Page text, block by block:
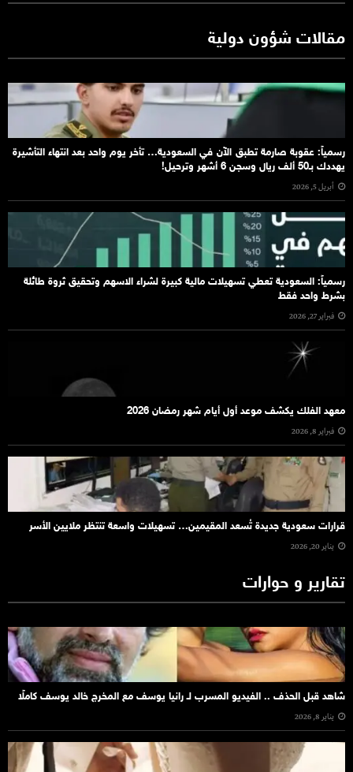
مقالات شؤون دولية
رسمياً: عقوبة صارمة تطبق الآن في السعودية… تأخر يوم واحد بعد انتهاء التأشيرة
يهددك بـ50 ألف ريال وسجن 6 أشهر وترحيل!
أبريل 5, 2026
رسمياً: السعودية تعطي تسهيلات مالية كبيرة لشراء الاسهم وتحقيق ثروة طائلة
بشرط واحد فقط
فبراير 27, 2026
معهد الفلك يكشف موعد أول أيام شهر رمضان 2026
فبراير 8, 2026
قرارات سعودية جديدة تُسعد المقيمين… تسهيلات واسعة تنتظر ملايين الأسر
يناير 20, 2026
تقارير و حوارات
شاهد قبل الحذف .. الفيديو المسرب لـ رانيا يوسف مع المخرج خالد يوسف كاملًا
يناير 8, 2026